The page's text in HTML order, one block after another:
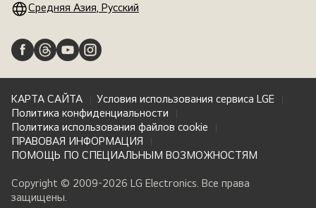
Средняя Азия, Русский
КАРТА САЙТА
Условия использования сервиса LGE
Политика конфиденциальности
Политика использования файлов cookie
ПРАВОВАЯ ИНФОРМАЦИЯ
ПОМОЩЬ ПО СПЕЦИАЛЬНЫМ ВОЗМОЖНОСТЯМ
Copyright © 2009-2026 LG Electronics. Все права
защищены.